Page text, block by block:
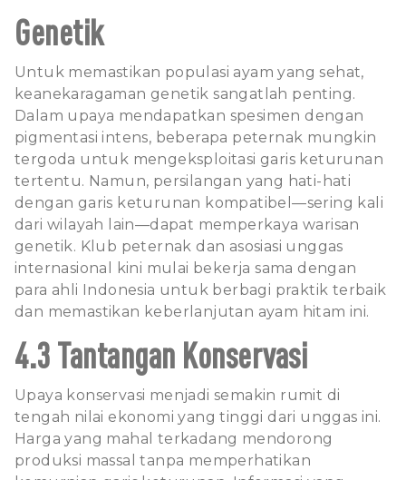
Genetik
Untuk memastikan populasi ayam yang sehat,
keanekaragaman genetik sangatlah penting.
Dalam upaya mendapatkan spesimen dengan
pigmentasi intens, beberapa peternak mungkin
tergoda untuk mengeksploitasi garis keturunan
tertentu. Namun, persilangan yang hati-hati
dengan garis keturunan kompatibel—sering kali
dari wilayah lain—dapat memperkaya warisan
genetik. Klub peternak dan asosiasi unggas
internasional kini mulai bekerja sama dengan
para ahli Indonesia untuk berbagi praktik terbaik
dan memastikan keberlanjutan ayam hitam ini.
4.3 Tantangan Konservasi
Upaya konservasi menjadi semakin rumit di
tengah nilai ekonomi yang tinggi dari unggas ini.
Harga yang mahal terkadang mendorong
produksi massal tanpa memperhatikan